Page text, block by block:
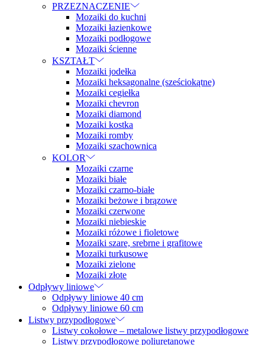
PRZEZNACZENIE
Mozaiki do kuchni
Mozaiki łazienkowe
Mozaiki podłogowe
Mozaiki ścienne
KSZTAŁT
Mozaiki jodełka
Mozaiki heksagonalne (sześciokątne)
Mozaiki cegiełka
Mozaiki chevron
Mozaiki diamond
Mozaiki kostka
Mozaiki romby
Mozaiki szachownica
KOLOR
Mozaiki czarne
Mozaiki białe
Mozaiki czarno-białe
Mozaiki beżowe i brązowe
Mozaiki czerwone
Mozaiki niebieskie
Mozaiki różowe i fioletowe
Mozaiki szare, srebrne i grafitowe
Mozaiki turkusowe
Mozaiki zielone
Mozaiki złote
Odpływy liniowe
Odpływy liniowe 40 cm
Odpływy liniowe 60 cm
Listwy przypodłogowe
Listwy cokołowe – metalowe listwy przypodłogowe
Listwy przypodłogowe poliuretanowe